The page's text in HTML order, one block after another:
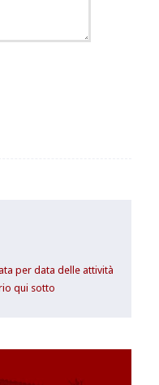
per data delle attività
qui sotto